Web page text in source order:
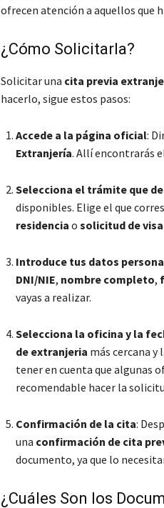
ofrecen atención a aquellos que
¿Cómo Solicitarla?
Solicitar una cita previa
hacerlo, sigue estos pasos:
Accede a la página oficial:
Extranjería. Allí encontrarás
Selecciona el trámite que
disponibles. Elige el que
residencia o solicitud de
Introduce tus datos
DNI/NIE, nombre completo,
vayas a realizar.
Selecciona la oficina y la
de extranjeria más cercana y
tener en cuenta que algunas
recomendable hacer la
Confirmación de la cita:
una confirmación de cita
documento, ya que lo
¿Cuáles Son los